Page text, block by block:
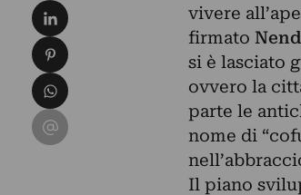
vivere
firmato
si è lasciato
ovvero la
parte le
nome di
Il piano
Condividi su LinkedIn
Condividi su Pinterest
Condividi su WhatsApp
Condividi su Email